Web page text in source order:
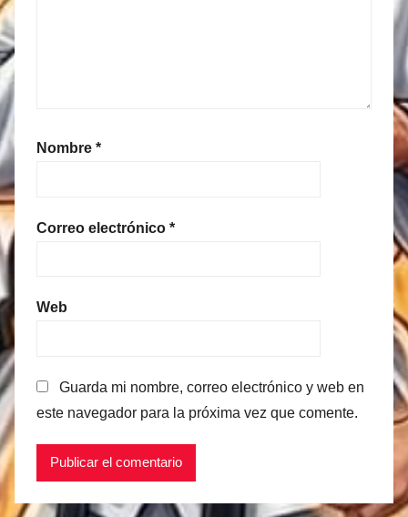
Nombre *
Correo electrónico *
Web
Guarda mi nombre, correo electrónico y web en
este navegador para la próxima vez que comente.